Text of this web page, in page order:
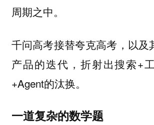
周期之中。
千问高考接替夸克高考，以及
产品的迭代，折射出搜索+
+Agent的汰换。
一道复杂的数学题